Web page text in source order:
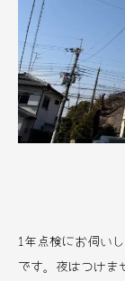
1年点検にお伺い
です。夜はつけま